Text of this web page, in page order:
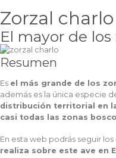
Zorzal charlo
El mayor de los
Resumen
Es el más grande de los
además es la única especie
distribución territorial en
casi todas las zonas
En esta web podrás seguir los
realiza sobre este ave en